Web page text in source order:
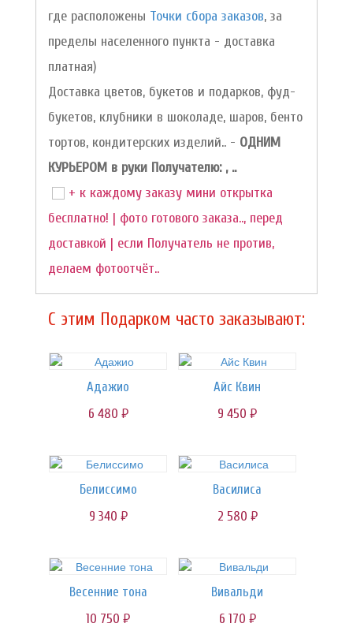
где расположены Точки сбора заказов, за
пределы населенного пункта - доставка
платная)
Доставка цветов, букетов и подарков, фуд-
букетов, клубники в шоколаде, шаров, бенто
тортов, кондитерских изделий.. - ОДНИМ
КУРЬЕРОМ в руки Получателю: , ..
+ к каждому заказу мини открытка
бесплатно! | фото готового заказа.., перед
доставкой | если Получатель не против,
делаем фотоотчёт..
C этим Подарком часто заказывают:
Адажио
6 480 руб.
Айс Квин
9 450 руб.
Белиссимо
9 340 руб.
Василиса
2 580 руб.
Весенние тона
10 750 руб.
Вивальди
6 170 руб.